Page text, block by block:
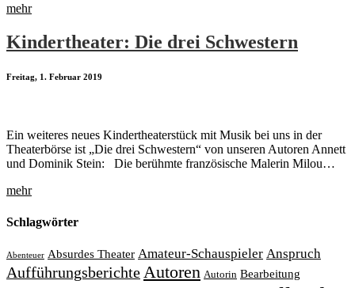
mehr
Kindertheater: Die drei Schwestern
Freitag, 1. Februar 2019
Ein weiteres neues Kindertheaterstück mit Musik bei uns in der
Theaterbörse ist „Die drei Schwestern“ von unseren Autoren Annett
und Dominik Stein: Die berühmte französische Malerin Milou…
mehr
Schlagwörter
Abenteuer Absurdes Theater Amateur-Schauspieler Anspruch
Aufführungsberichte Autoren Autorin Bearbeitung